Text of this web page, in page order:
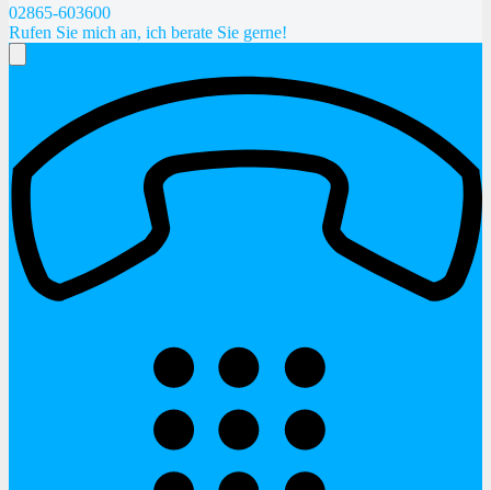
02865-603600
Rufen Sie mich an, ich berate Sie gerne!